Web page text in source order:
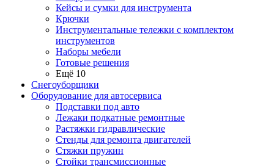
Кейсы и сумки для инструмента
Крючки
Инструментальные тележки с комплектом
инструментов
Наборы мебели
Готовые решения
Ещё 10
Снегоуборщики
Оборудование для автосервиса
Подставки под авто
Лежаки подкатные ремонтные
Растяжки гидравлические
Стенды для ремонта двигателей
Стяжки пружин
Стойки трансмиссионные